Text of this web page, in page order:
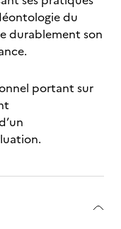
du
durablement son
portant sur